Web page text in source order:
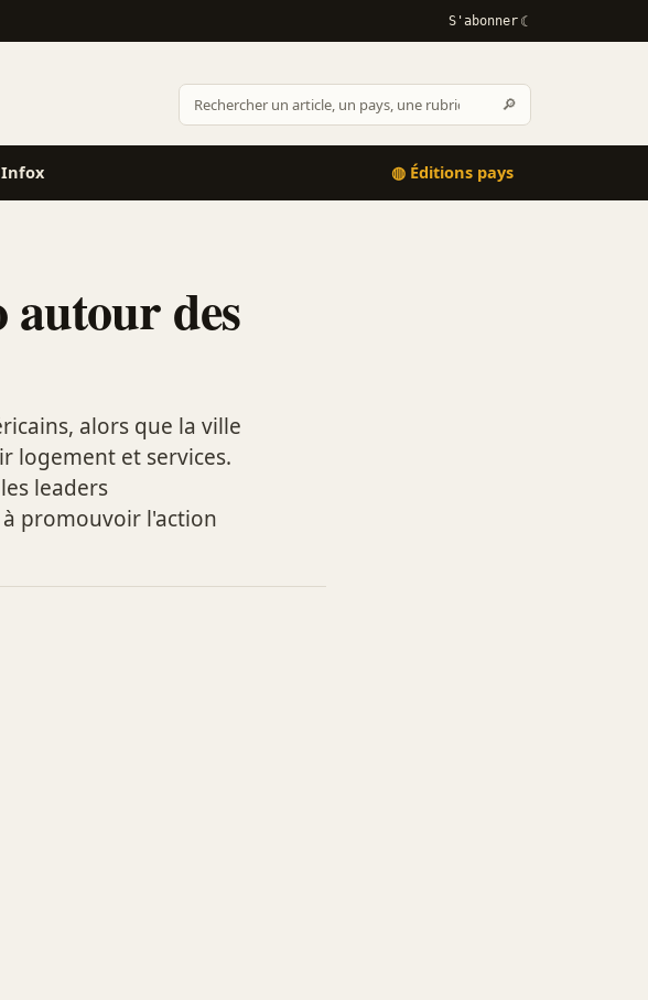
S'abonner
Rechercher
sur
Rechercher
🔎
◍ Éditions pays
autour des
alors que la ville
logement et services.
leaders
promouvoir l'action